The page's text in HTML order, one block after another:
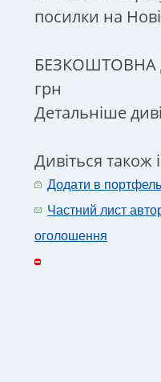
посилки на
БЕЗКОШТОВНА
грн
Детальніше
Дивіться
Додати в портфель
Частний лист
оголошення